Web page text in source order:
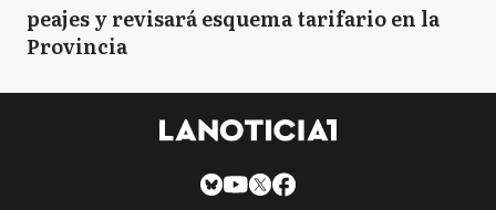
peajes y revisará esquema tarifario en la
Provincia